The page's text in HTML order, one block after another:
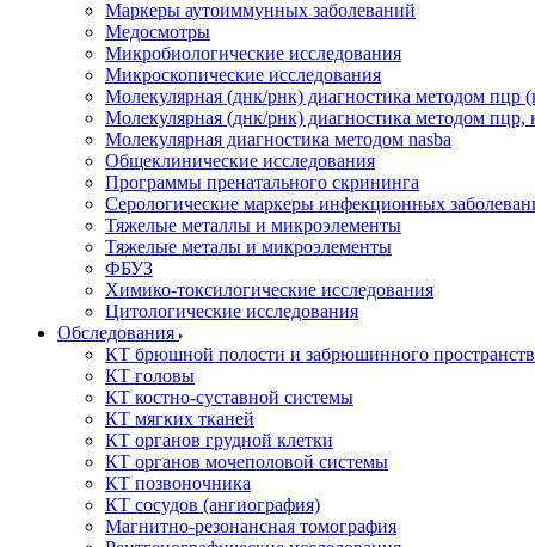
Маркеры аутоиммунных заболеваний
Медосмотры
Микробиологические исследования
Микроскопические исследования
Молекулярная (днк/рнк) диагностика методом пцр
Молекулярная (днк/рнк) диагностика методом пцр,
Молекулярная диагностика методом nasba
Общеклинические исследования
Программы пренатального скрининга
Серологические маркеры инфекционных
Тяжелые металлы и микроэлементы
Тяжелые металы и микроэлементы
ФБУЗ
Химико-токсилогические исследования
Цитологические исследования
Обследования
КТ брюшной полости и забрюшинного
КТ головы
КТ костно-суставной системы
КТ мягких тканей
КТ органов грудной клетки
КТ органов мочеполовой системы
КТ позвоночника
КТ сосудов (ангиография)
Магнитно-резонансная томография